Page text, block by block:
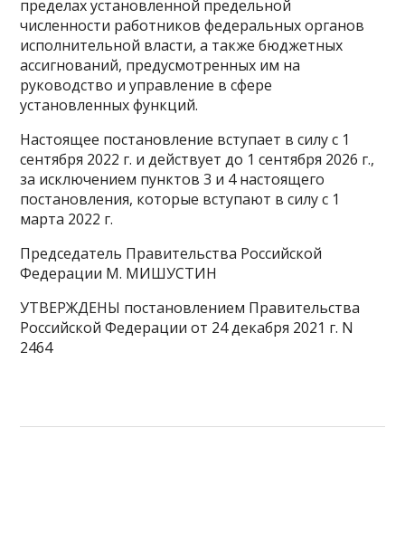
пределах установленной предельной
численности работников федеральных органов
исполнительной власти, а также бюджетных
ассигнований, предусмотренных им на
руководство и управление в сфере
установленных функций.
Настоящее постановление вступает в силу с 1
сентября 2022 г. и действует до 1 сентября 2026 г.,
за исключением пунктов 3 и 4 настоящего
постановления, которые вступают в силу с 1
марта 2022 г.
Председатель Правительства Российской
Федерации М. МИШУСТИН
УТВЕРЖДЕНЫ постановлением Правительства
Российской Федерации от 24 декабря 2021 г. N
2464